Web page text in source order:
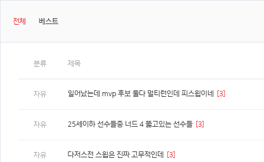
전체 베스트
분류 제목
자유 일어났는데 mvp 후보 둘다 멀티런인데 피스윕이네 [3]
자유 25세이하 선수들중 너드 4 뚫고있는 선수들 [3]
자유 다저스전 스윕은 진짜 고무적인데 [3]